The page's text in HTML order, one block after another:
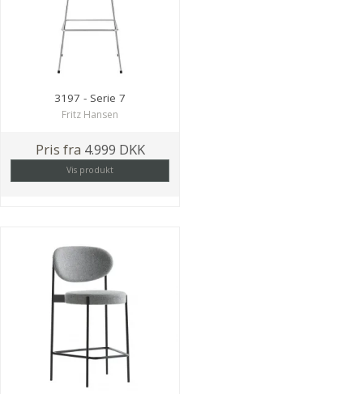
3197 - Serie 7
Fritz Hansen
Pris fra 4.999 DKK
Vis produkt